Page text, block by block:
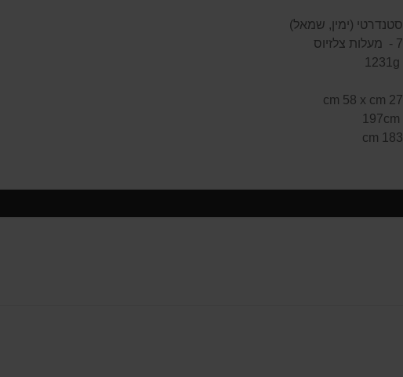
סטנדרטי (ימין, שמאל)
7 - מעלות צלזיוס
27 cm 58 x cm
183 cm